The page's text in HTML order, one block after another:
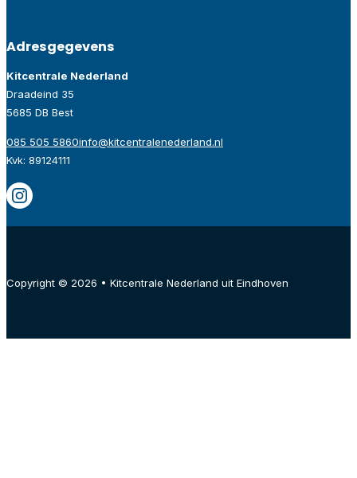
Adresgegevens
Kitcentrale Nederland
Draadeind 35
5685 DB Best
085 505 5860info@kitcentralenederland.nl
Kvk: 89124111
Copyright © 2026 • Kitcentrale Nederland uit Eindhoven